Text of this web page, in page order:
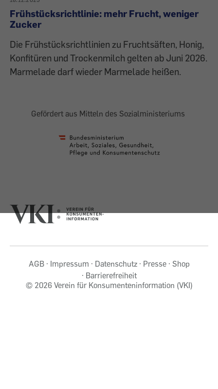
Frühstücksrichtlinie: mehr Frucht, weniger
Zucker
Die Frühstücksrichtlinien zu Fruchtsäften, Honig,
Konfitüren und Trockenmilch gelten ab Juni 2026.
Marmelade darf wieder Marmelade heißen.
Gefördert aus Mitteln des Sozialministeriums
AGB Impressum Datenschutz Presse
Shop
Barrierefreiheit
© 2026 Verein für Konsumenteninformation (VKI)